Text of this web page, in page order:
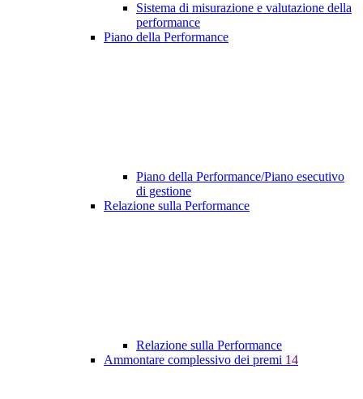
Sistema di misurazione e valutazione della
performance
Piano della Performance
Piano della Performance/Piano esecutivo
di gestione
Relazione sulla Performance
Relazione sulla Performance
Ammontare complessivo dei premi 14